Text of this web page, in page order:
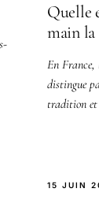
Quelle
main la
En France,
distingue
tradition et
15 JUIN